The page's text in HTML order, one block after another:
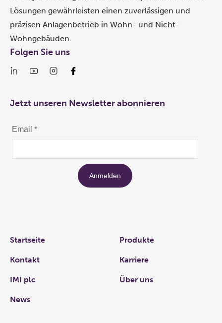
Lösungen gewährleisten einen zuverlässigen und
präzisen Anlagenbetrieb in Wohn- und Nicht-
Wohngebäuden.
Links
Startseite Produkte
Kontakt Karriere
IMI plc Über uns
News
Folgen Sie uns
Jetzt unseren Newsletter abonnieren